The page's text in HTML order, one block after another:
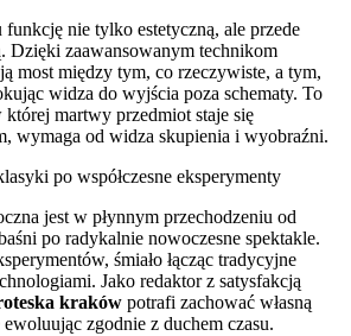
funkcję nie tylko estetyczną, ale przede
Dzięki zaawansowanym technikom
most między tym, co rzeczywiste, a tym,
widza do wyjścia poza schematy. To
martwy przedmiot staje się
wymaga od widza skupienia i wyobraźni.
po współczesne eksperymenty
jest w płynnym przechodzeniu od
po radykalnie nowoczesne spektakle.
śmiało łącząc tradycyjne
Jako redaktor z satysfakcją
kraków potrafi zachować własną
zgodnie z duchem czasu.